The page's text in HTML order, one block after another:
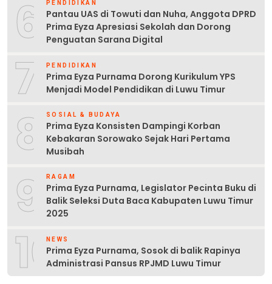
6 PENDIDIKAN
Pantau UAS di Towuti dan Nuha, Anggota DPRD
Prima Eyza Apresiasi Sekolah dan Dorong
Penguatan Sarana Digital
7 PENDIDIKAN
Prima Eyza Purnama Dorong Kurikulum YPS
Menjadi Model Pendidikan di Luwu Timur
8 SOSIAL & BUDAYA
Prima Eyza Konsisten Dampingi Korban
Kebakaran Sorowako Sejak Hari Pertama
Musibah
9 RAGAM
Prima Eyza Purnama, Legislator Pecinta Buku di
Balik Seleksi Duta Baca Kabupaten Luwu Timur
2025
10NEWS
Prima Eyza Purnama, Sosok di balik Rapinya
Administrasi Pansus RPJMD Luwu Timur